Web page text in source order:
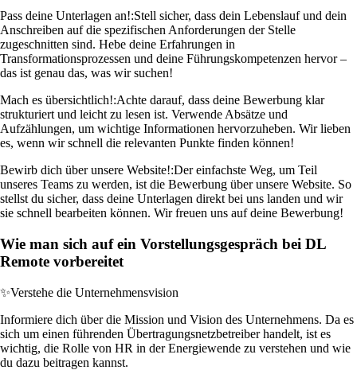
Pass deine Unterlagen an!:Stell sicher, dass dein Lebenslauf und dein
Anschreiben auf die spezifischen Anforderungen der Stelle
zugeschnitten sind. Hebe deine Erfahrungen in
Transformationsprozessen und deine Führungskompetenzen hervor –
das ist genau das, was wir suchen!
Mach es übersichtlich!:Achte darauf, dass deine Bewerbung klar
strukturiert und leicht zu lesen ist. Verwende Absätze und
Aufzählungen, um wichtige Informationen hervorzuheben. Wir lieben
es, wenn wir schnell die relevanten Punkte finden können!
Bewirb dich über unsere Website!:Der einfachste Weg, um Teil
unseres Teams zu werden, ist die Bewerbung über unsere Website. So
stellst du sicher, dass deine Unterlagen direkt bei uns landen und wir
sie schnell bearbeiten können. Wir freuen uns auf deine Bewerbung!
Wie man sich auf ein Vorstellungsgespräch bei DL
Remote vorbereitet
✨Verstehe die Unternehmensvision
Informiere dich über die Mission und Vision des Unternehmens. Da es
sich um einen führenden Übertragungsnetzbetreiber handelt, ist es
wichtig, die Rolle von HR in der Energiewende zu verstehen und wie
du dazu beitragen kannst.